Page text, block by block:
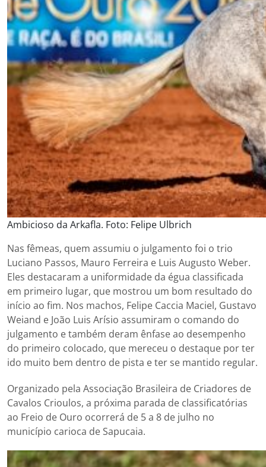
Ambicioso da Arkafla. Foto: Felipe Ulbrich
Nas fêmeas, quem assumiu o julgamento foi o trio
Luciano Passos, Mauro Ferreira e Luis Augusto Weber.
Eles destacaram a uniformidade da égua classificada
em primeiro lugar, que mostrou um bom resultado do
início ao fim. Nos machos, Felipe Caccia Maciel, Gustavo
Weiand e João Luis Arísio assumiram o comando do
julgamento e também deram ênfase ao desempenho
do primeiro colocado, que mereceu o destaque por ter
ido muito bem dentro de pista e ter se mantido regular.
Organizado pela Associação Brasileira de Criadores de
Cavalos Crioulos, a próxima parada de classificatórias
ao Freio de Ouro ocorrerá de 5 a 8 de julho no
município carioca de Sapucaia.